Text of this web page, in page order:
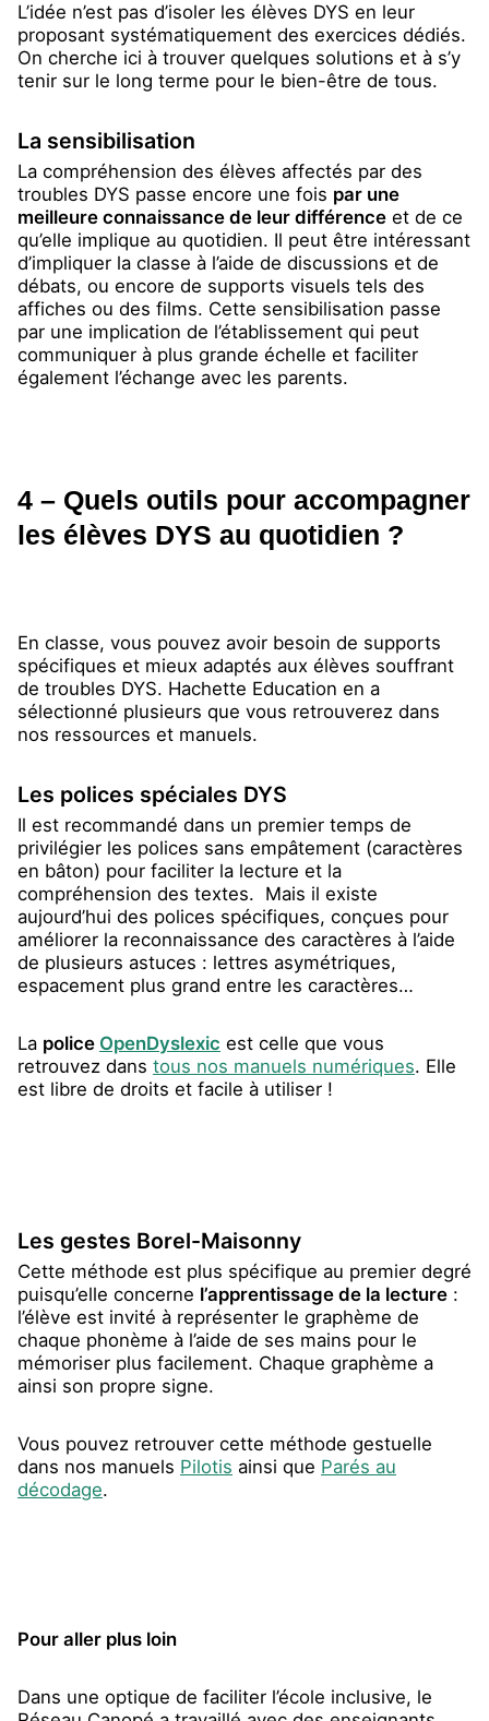
L’idée n’est pas d’isoler les élèves DYS en leur
proposant systématiquement des exercices dédiés.
On cherche ici à trouver quelques solutions et à s’y
tenir sur le long terme pour le bien-être de tous.
La sensibilisation
La compréhension des élèves affectés par des
troubles DYS passe encore une fois par une
meilleure connaissance de leur différence et de ce
qu’elle implique au quotidien. Il peut être intéressant
d’impliquer la classe à l’aide de discussions et de
débats, ou encore de supports visuels tels des
affiches ou des films. Cette sensibilisation passe
par une implication de l’établissement qui peut
communiquer à plus grande échelle et faciliter
également l’échange avec les parents.
4 – Quels outils pour accompagner
les élèves DYS au quotidien ?
En classe, vous pouvez avoir besoin de supports
spécifiques et mieux adaptés aux élèves souffrant
de troubles DYS. Hachette Education en a
sélectionné plusieurs que vous retrouverez dans
nos ressources et manuels.
Les polices spéciales DYS
Il est recommandé dans un premier temps de
privilégier les polices sans empâtement (caractères
en bâton) pour faciliter la lecture et la
compréhension des textes. Mais il existe
aujourd’hui des polices spécifiques, conçues pour
améliorer la reconnaissance des caractères à l’aide
de plusieurs astuces : lettres asymétriques,
espacement plus grand entre les caractères…
La police OpenDyslexic est celle que vous
retrouvez dans tous nos manuels numériques. Elle
est libre de droits et facile à utiliser !
Les gestes Borel-Maisonny
Cette méthode est plus spécifique au premier degré
puisqu’elle concerne l’apprentissage de la lecture :
l’élève est invité à représenter le graphème de
chaque phonème à l’aide de ses mains pour le
mémoriser plus facilement. Chaque graphème a
ainsi son propre signe.
Vous pouvez retrouver cette méthode gestuelle
dans nos manuels Pilotis ainsi que Parés au
décodage.
Pour aller plus loin
Dans une optique de faciliter l’école inclusive, le